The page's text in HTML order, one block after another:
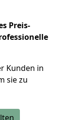
Preis-
Kunden in
sie zu